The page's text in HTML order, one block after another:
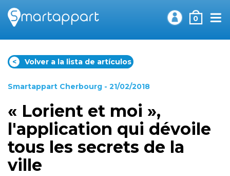
0
< Volver a la lista de artículos
Smartappart Cherbourg - 21/02/2018
« Lorient et moi »,
l'application qui dévoile
tous les secrets de la
ville